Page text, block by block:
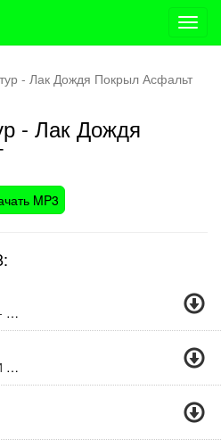
- Лак Дождя Покрыл Асфальт
- Лак Дождя
MP3
Александр Малинин - Слова
Александр Маршал И Олег Шаумаров - Камень